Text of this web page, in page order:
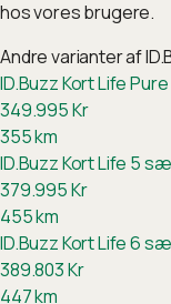
hos vores brugere.
Andre varianter af
ID.Buzz Kort Life
349.995Kr
355km
ID.Buzz Kort Life 5
379.995Kr
455km
ID.Buzz Kort Life 6
389.803Kr
447km